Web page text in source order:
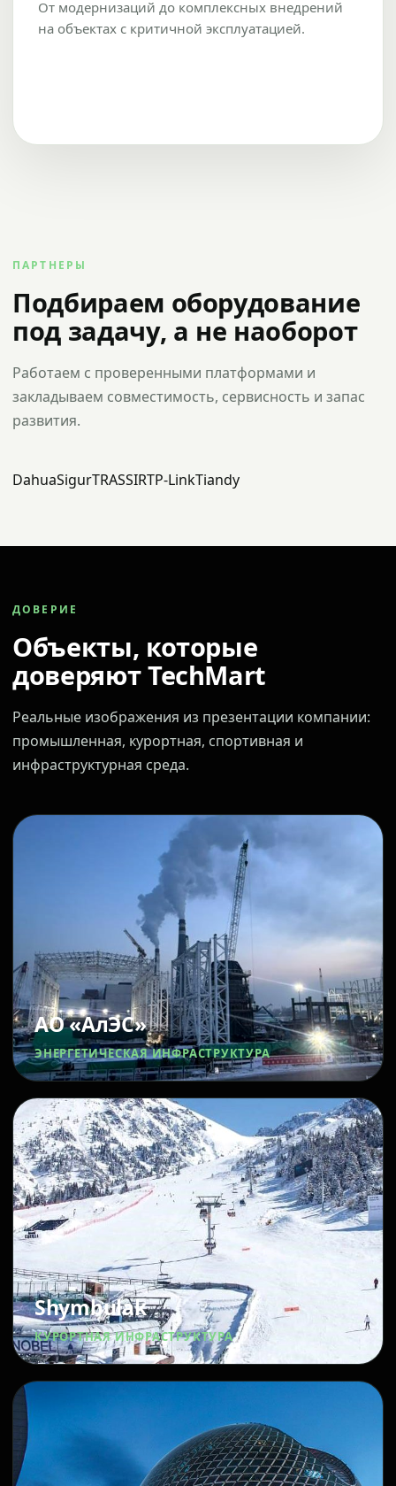
От модернизаций до комплексных внедрений
на объектах с критичной эксплуатацией.
ПАРТНЕРЫ
Подбираем оборудование
под задачу, а не наоборот
Работаем с проверенными платформами и
закладываем совместимость, сервисность и запас
развития.
DahuaSigurTRASSIRTP-LinkTiandy
ДОВЕРИЕ
Объекты, которые
доверяют TechMart
Реальные изображения из презентации компании:
промышленная, курортная, спортивная и
инфраструктурная среда.
АО «АлЭС»
ЭНЕРГЕТИЧЕСКАЯ ИНФРАСТРУКТУРА
Shymbulak
КУРОРТНАЯ ИНФРАСТРУКТУРА